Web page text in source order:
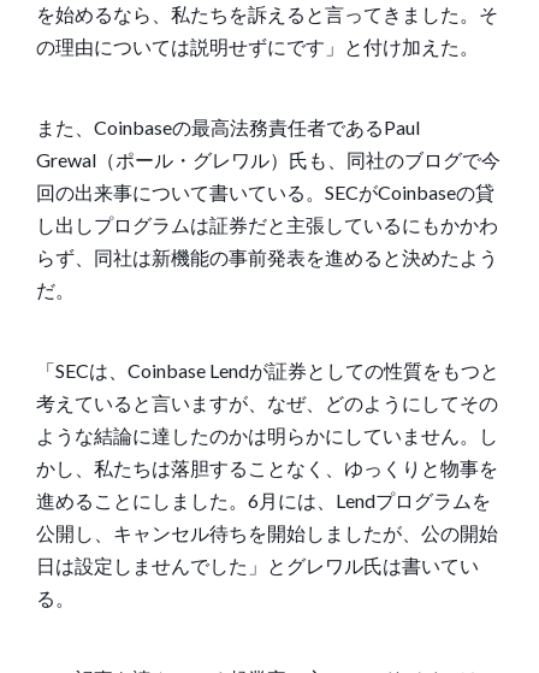
を始めるなら、私たちを訴えると言ってきました。そ
の理由については説明せずにです」と付け加えた 。
また、Coinbaseの最高法務責任者であるPaul
Grewal（ポール・グレワル）氏も、 同社のブログで今
回の出来事について書いている。SECがCoinbaseの貸
し出しプログラムは証券だと主張しているにもかかわ
らず、同社は新機能の事前発表を進めると決めたよう
だ。
「SECは、Coinbase Lendが証券としての性質をもつと
考えていると言いますが、なぜ、どのようにしてその
ような結論に達したのかは明らかにしていません。し
かし、私たちは落胆することなく、ゆっくりと物事を
進めることにしました。6月には、Lendプログラムを
公開し、キャンセル待ちを開始しましたが、公の開始
日は設定しませんでした」とグレワル氏は書いてい
る。